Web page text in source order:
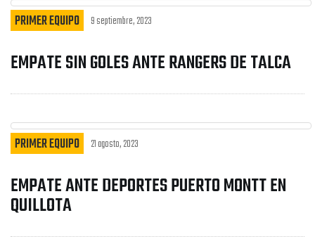
PRIMER EQUIPO 9 septiembre, 2023
EMPATE SIN GOLES ANTE RANGERS DE TALCA
PRIMER EQUIPO 21 agosto, 2023
EMPATE ANTE DEPORTES PUERTO MONTT EN
QUILLOTA